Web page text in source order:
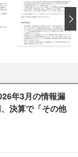
年3月の情報漏
決算で「その他